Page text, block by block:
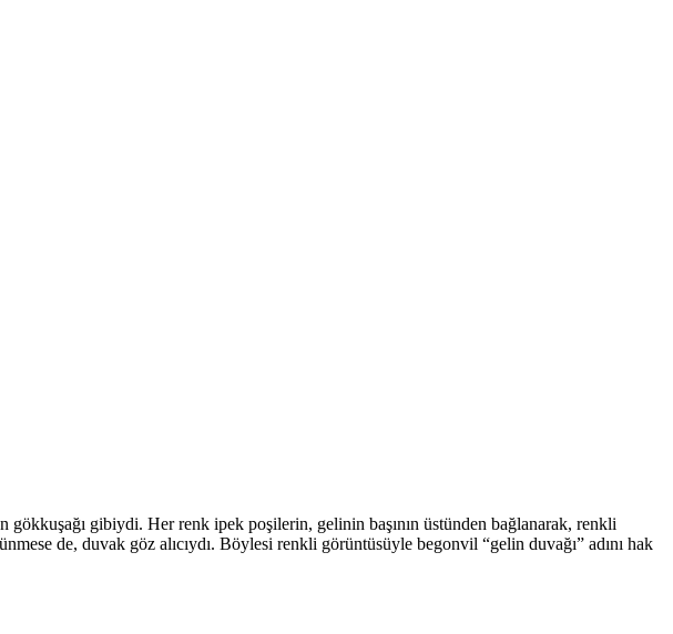
gibiydi. Her renk ipek poşilerin, gelinin başının üstünden bağlanarak, renkli
de, duvak göz alıcıydı. Böylesi renkli görüntüsüyle begonvil “gelin duvağı” adını hak